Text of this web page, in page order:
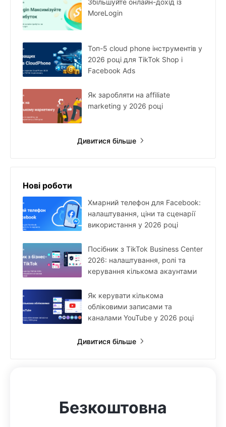
MoreLogin
Топ-5 cloud phone інструментів у
2026 році для TikTok Shop і
Facebook Ads
Як заробляти на affiliate
marketing у 2026 році
Дивитися більше
Нові роботи
Хмарний телефон для Facebook:
налаштування, ціни та сценарії
використання у 2026 році
Посібник з TikTok Business Center
2026: налаштування, ролі та
керування кількома акаунтами
Як керувати кількома
обліковими записами та
каналами YouTube у 2026 році
Дивитися більше
Безкоштовна